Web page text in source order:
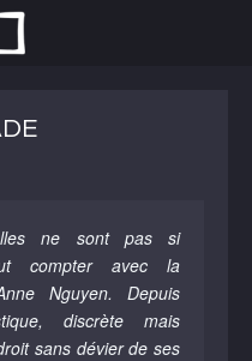
ne sont pas si
compter avec la
Nguyen. Depuis
discrète mais
sans dévier de ses